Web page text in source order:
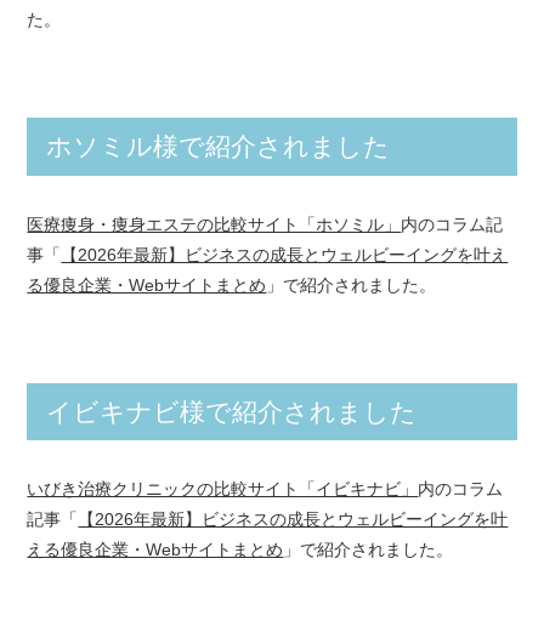
た。
ホソミル様で紹介されました
医療痩身・痩身エステの比較サイト「ホソミル」 内のコラム記
事「 【2026年最新】ビジネスの成長とウェルビーイングを叶え
る優良企業・Webサイトまとめ 」で紹介されました。
イビキナビ様で紹介されました
いびき治療クリニックの比較サイト「イビキナビ」 内のコラム
記事「
【2026年最新】ビジネスの成長とウェルビーイングを叶
える優良企業・Webサイトまとめ 」で紹介されました。